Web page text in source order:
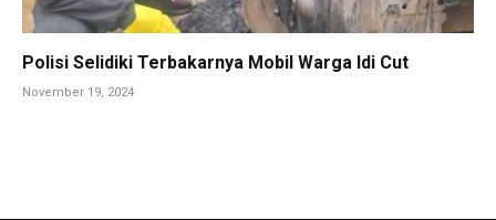
Polisi Selidiki Terbakarnya Mobil Warga Idi Cut
November 19, 2024